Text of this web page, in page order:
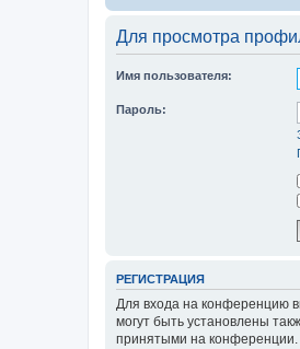
Для просмотра
Имя пользователя:
Пароль:
РЕГИСТРАЦИЯ
Для входа на конференцию
могут быть установлены
принятыми на конференции.